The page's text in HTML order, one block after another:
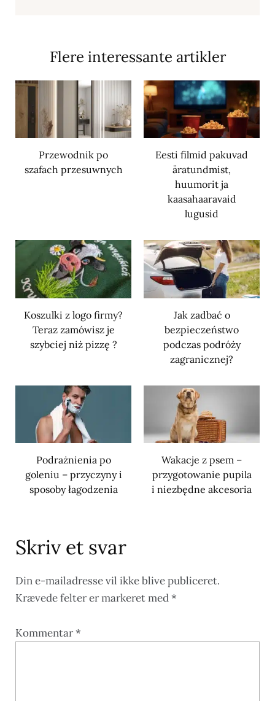
Flere interessante artikler
Przewodnik po
szafach przesuwnych
Eesti filmid pakuvad
äratundmist,
huumorit ja
kaasahaaravaid
lugusid
Koszulki z logo firmy?
Teraz zamówisz je
szybciej niż pizzę ?
Jak zadbać o
bezpieczeństwo
podczas podróży
zagranicznej?
Podrażnienia po
goleniu – przyczyny i
sposoby łagodzenia
Wakacje z psem –
przygotowanie pupila
i niezbędne akcesoria
Skriv et svar
Din e-mailadresse vil ikke blive publiceret.
Krævede felter er markeret med*
Kommentar*